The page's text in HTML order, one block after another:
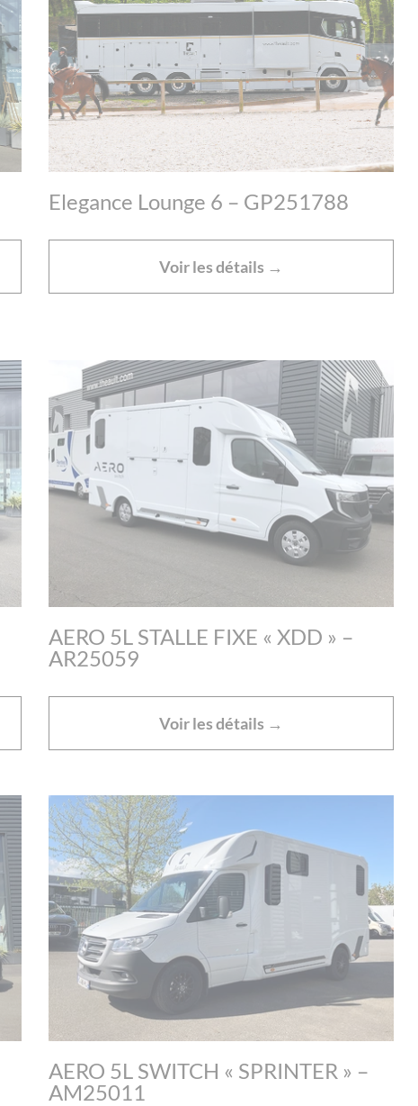
Elegance Lounge 6 – GP251788
Voir les détails →
AERO 5L STALLE FIXE « XDD » –
AR25059
Voir les détails →
AERO 5L SWITCH « SPRINTER » –
AM25011